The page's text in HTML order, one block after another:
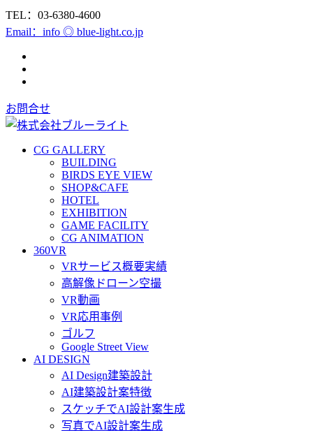
TEL：03-6380-4600
Email：info ◎ blue-light.co.jp
お問合せ
CG GALLERY
BUILDING
BIRDS EYE VIEW
SHOP&CAFE
HOTEL
EXHIBITION
GAME FACILITY
CG ANIMATION
360VR
VRサービス概要実績
高解像ドローン空撮
VR動画
VR応用事例
ゴルフ
Google Street View
AI DESIGN
AI Design建築設計
AI建築設計案特徴
スケッチでAI設計案生成
写真でAI設計案生成